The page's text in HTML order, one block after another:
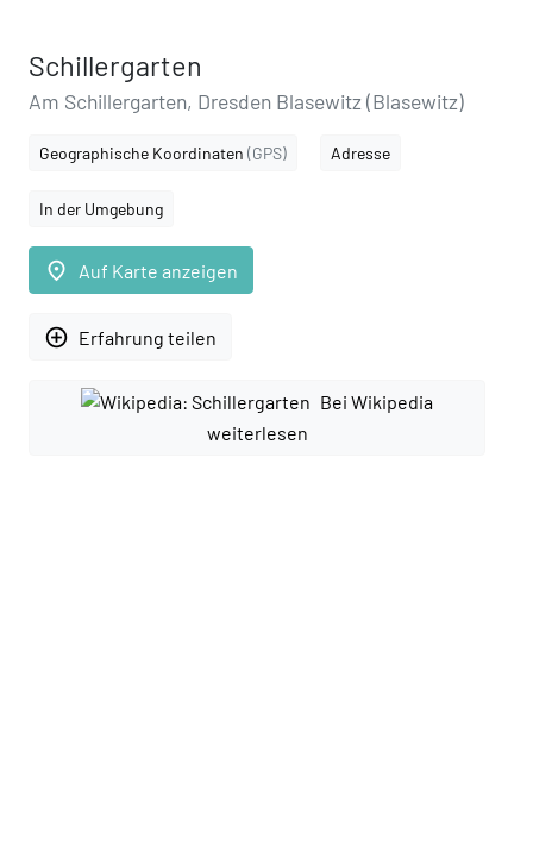
Schillergarten
Am Schillergarten, Dresden Blasewitz (Blasewitz)
Geographische Koordinaten (GPS) Adresse
In der Umgebung
place Auf Karte anzeigen
add_circle_outline Erfahrung teilen
Bei Wikipedia
weiterlesen